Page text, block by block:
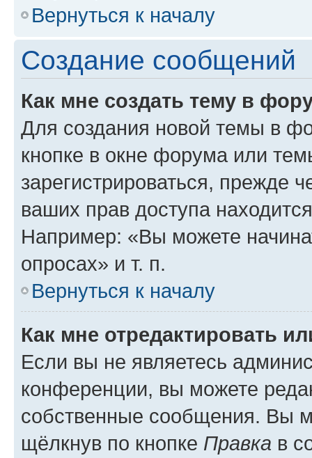
Вернуться к началу
Создание сообщений
Как мне создать тему в
Для создания новой темы в
кнопке в окне форума или
зарегистрироваться, прежде
ваших прав доступа
Например: «Вы можете
опросах» и т. п.
Вернуться к началу
Как мне отредактировать
Если вы не являетесь
конференции, вы можете
собственные сообщения. Вы
щёлкнув по кнопке Правка в